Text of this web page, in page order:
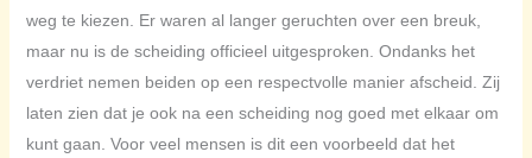
weg te kiezen. Er waren al langer geruchten over een breuk,
maar nu is de scheiding officieel uitgesproken. Ondanks het
verdriet nemen beiden op een respectvolle manier afscheid. Zij
laten zien dat je ook na een scheiding nog goed met elkaar om
kunt gaan. Voor veel mensen is dit een voorbeeld dat het